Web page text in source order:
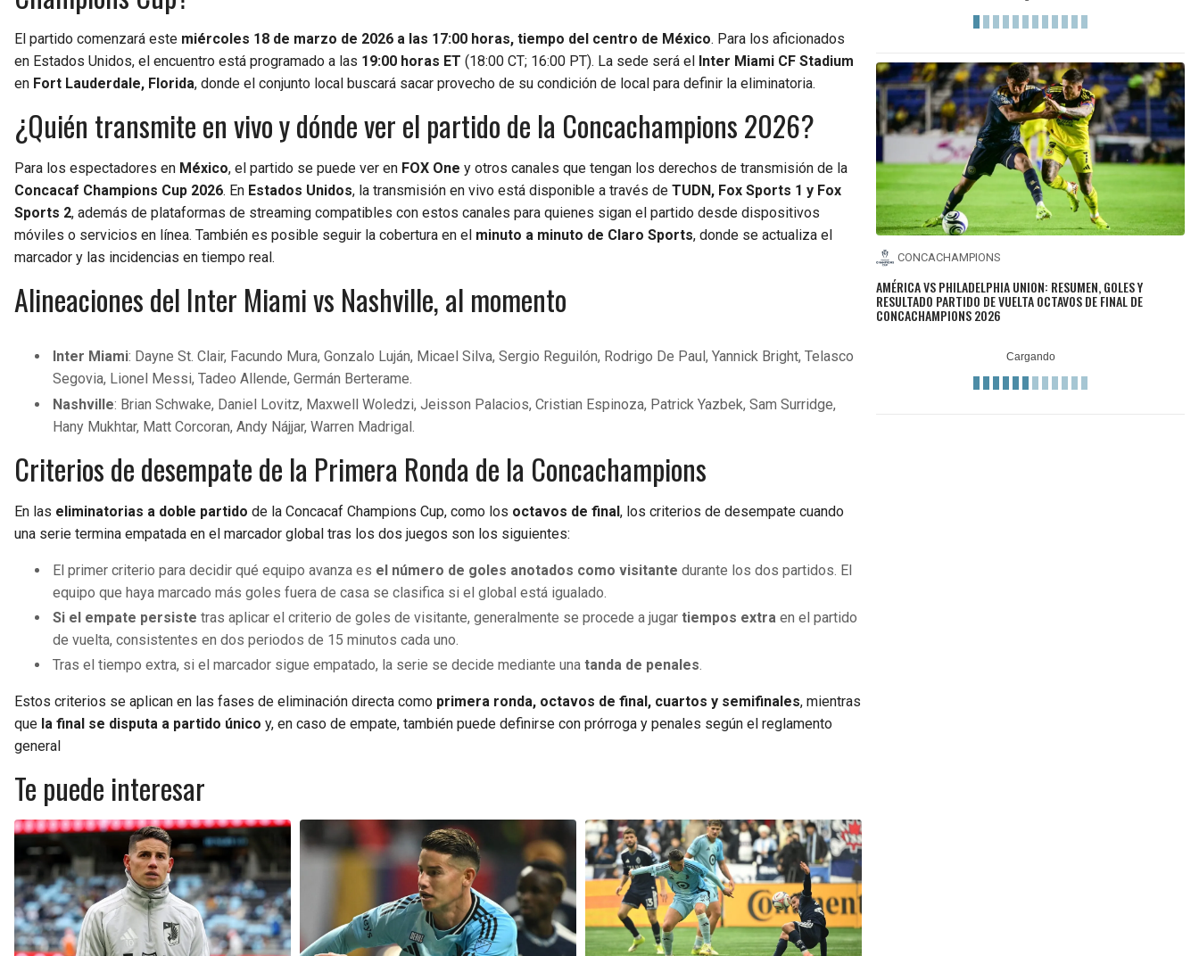
El partido comenzará este miércoles 18 de marzo de 2026 a las 17:00 horas, tiempo del centro de México. Para los aficionados
en Estados Unidos, el encuentro está programado a las 19:00 horas ET (18:00 CT; 16:00 PT). La sede será el
Inter Miami CF Stadium
en Fort Lauderdale, Florida, donde el conjunto local buscará sacar provecho de su condición de local para definir la eliminatoria.
¿Quién transmite en vivo y dónde ver el partido de la Concachampions 2026?
Para los espectadores en México, el partido se puede ver en FOX One y otros canales que tengan los derechos de transmisión de la
Concacaf Champions Cup 2026. En Estados Unidos, la transmisión en vivo está disponible a través de TUDN, Fox Sports 1 y Fox
Sports 2, además de plataformas de streaming compatibles con estos canales para quienes sigan el partido desde dispositivos
móviles o servicios en línea. También es posible seguir la cobertura en el minuto a minuto de Claro Sports, donde se actualiza el
marcador y las incidencias en tiempo real.
Alineaciones del Inter Miami vs Nashville, al momento
Inter Miami: Dayne St. Clair, Facundo Mura, Gonzalo Luján, Micael Silva, Sergio Reguilón, Rodrigo De Paul, Yannick Bright, Telasco
Segovia, Lionel Messi, Tadeo Allende, Germán Berterame.
Nashville: Brian Schwake, Daniel Lovitz, Maxwell Woledzi, Jeisson Palacios, Cristian Espinoza, Patrick Yazbek, Sam Surridge,
Hany Mukhtar, Matt Corcoran, Andy Nájjar, Warren Madrigal.
Criterios de desempate de la Primera Ronda de la Concachampions
En las eliminatorias a doble partido de la Concacaf Champions Cup, como los octavos de final, los criterios de desempate cuando
una serie termina empatada en el marcador global tras los dos juegos son los siguientes:
El primer criterio para decidir qué equipo avanza es el número de goles anotados como visitante durante los dos partidos. El
equipo que haya marcado más goles fuera de casa se clasifica si el global está igualado.
Si el empate persistetras aplicar el criterio de goles de visitante, generalmente se procede a jugartiempos extra en el partido
de vuelta, consistentes en dos periodos de 15 minutos cada uno.
Tras el tiempo extra, si el marcador sigue empatado, la serie se decide mediante unatanda de penales.
Estos criterios se aplican en las fases de eliminación directa como primera ronda, octavos de final, cuartos y semifinales, mientras
que la final se disputa a partido único y, en caso de empate, también puede definirse con prórroga y penales según el reglamento
general
Te puede interesar
CONCACHAMPIONS
AMÉRICA VS PHILADELPHIA UNION: RESUMEN, GOLES Y
RESULTADO PARTIDO DE VUELTA OCTAVOS DE FINAL DE
CONCACHAMPIONS 2026